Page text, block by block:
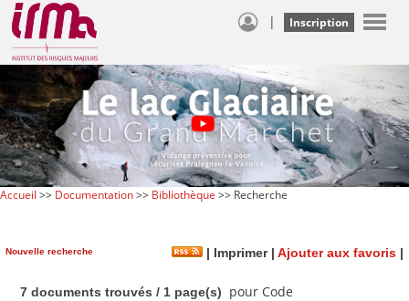
| Inscription
Accueil >> Documentation>> Bibliothèque >> Recherche
Nouvelle recherche | Imprimer| Ajouter aux favoris |
7 documents trouvés / 1 page(s) pour Code